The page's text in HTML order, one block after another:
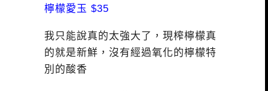
檸檬愛玉 $35
我只能說真的太強大了，現榨檸檬真
的就是新鮮，沒有經過氧化的檸檬特
別的酸香